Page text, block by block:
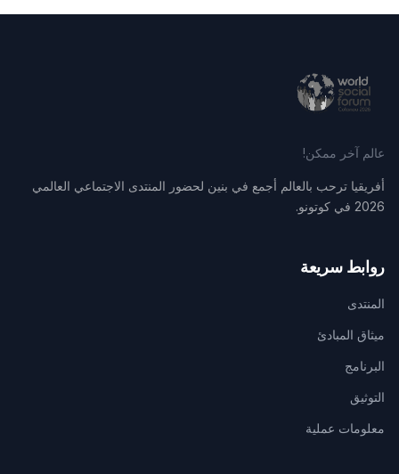
عالم آخر ممكن!
أفريقيا ترحب بالعالم أجمع في بنين لحضور المنتدى الاجتماعي العالمي
2026 في كوتونو.
روابط سريعة
المنتدى
ميثاق المبادئ
البرنامج
التوثيق
معلومات عملية